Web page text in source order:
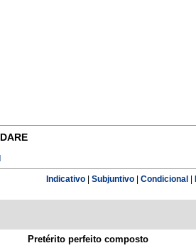
DARE
Indicativo| Subjuntivo| Condicional
Pretérito perfeito composto